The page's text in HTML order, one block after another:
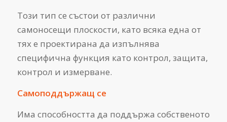
Този тип се състои от различни
самоносещи плоскости, като всяка една от
тях е проектирана да изпълнява
специфична функция като контрол, защита,
контрол и измерване.
Самоподдържащ се
Има способността да поддържа собственото